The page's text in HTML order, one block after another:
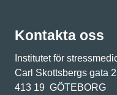
Kontakta oss
Institutet för
Carl Skottsbergs gata
413 19 GÖTEBORG